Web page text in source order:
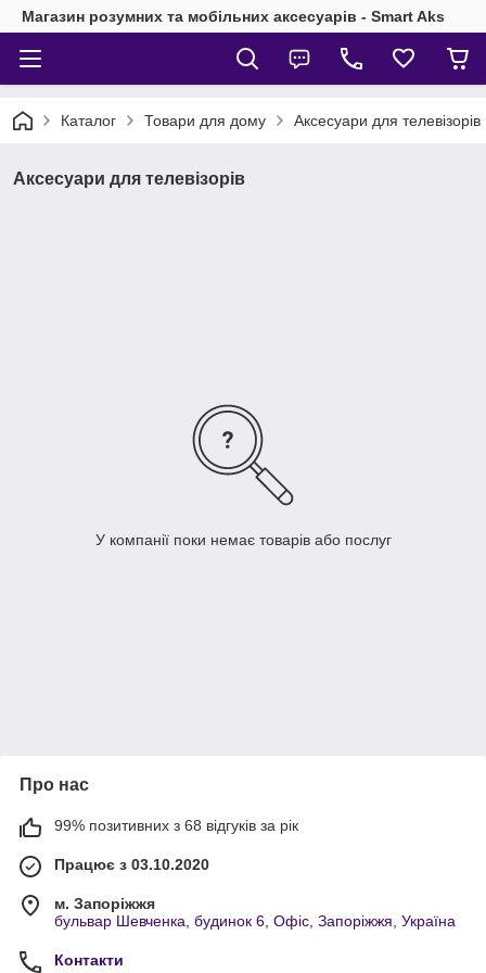
Магазин розумних та мобільних аксесуарів - Smart Aks
Каталог Товари для дому Аксесуари для телевізорів
Аксесуари для телевізорів
У компанії поки немає товарів або послуг
Про нас
99% позитивних з 68 відгуків за рік
Працює з 03.10.2020
м. Запоріжжя
бульвар Шевченка, будинок 6, Офіс, Запоріжжя, Україна
Контакти